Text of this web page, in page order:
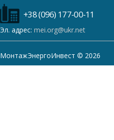
+38 (096) 177-00-11
Эл. адрес: mei.org@ukr.net
МонтажЭнергоИнвест © 2026